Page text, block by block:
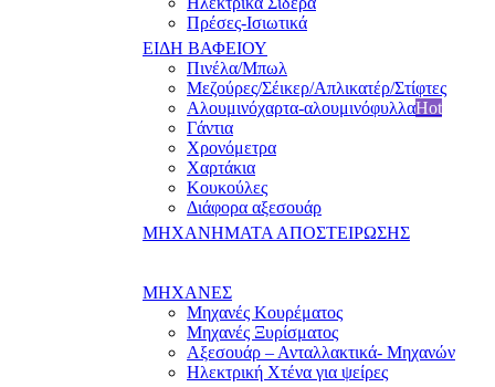
Πρέσες-Ισιωτικά
ΕΙΔΗ ΒΑΦΕΙΟΥ
Πινέλα/Μπωλ
Μεζούρες/Σέικερ/Απλικατέρ/Στίφτες
Αλουμινόχαρτα-αλουμινόφυλλαHot
Γάντια
Χρονόμετρα
Χαρτάκια
Κουκούλες
Διάφορα αξεσουάρ
ΜΗΧΑΝΗΜΑΤΑ ΑΠΟΣΤΕΙΡΩΣΗΣ
ΜΗΧΑΝΕΣ
Μηχανές Κουρέματος
Μηχανές Ξυρίσματος
Αξεσουάρ – Ανταλλακτικά- Μηχανών
Ηλεκτρική Χτένα για ψείρες